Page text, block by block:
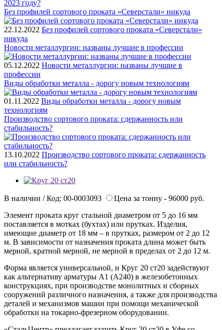
2023 году?
Без профилей сортового проката «Северстали» никуда
22.12.2022 Без профилей сортового проката «Северстали»
никуда
Новости металлургии: названы лучшие в профессии
05.12.2022 Новости металлургии: названы лучшие в
профессии
Виды обработки металла - дорогу новым технологиям
01.11.2022 Виды обработки металла - дорогу новым
технологиям
Производство сортового проката: сдержанность или
стабильность?
13.10.2022 Производство сортового проката: сдержанность
или стабильность?
В наличии / Код: 00-0003093
Цена за тонну - 96000 руб.
Элемент проката круг стальной диаметром от 5 до 16 мм
поставляется в мотках (бухтах) или прутках. Изделия,
имеющие диаметр от 18 мм – в прутках, размером от 2 до 12
м. В зависимости от назначения проката длина может быть
мерной, кратной мерной, не мерной в пределах от 2 до 12 м.
Форма является универсальной, и Круг 20 ст20 задействуют
как альтернативу арматуры А1 (А240) в железобетонных
конструкциях, при производстве монолитных и сборных
сооружений различного назначения, а также для производства
деталей и механизмов машин при помощи механической
обработки на токарно-фрезерном оборудовании.